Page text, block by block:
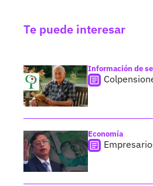
Te puede interesar
Información de
Economía